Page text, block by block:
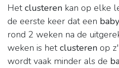
Hetclusteren kan op elke
de eerste keer dat een baby
rond 2 weken na de
weken is hetclusteren op
wordt vaak minder als de